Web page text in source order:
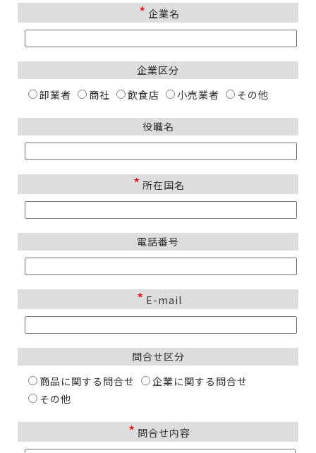
* 企業名
企業区分
卸業者
商社 飲食店 小売業者 その他
役職名
* 所在国名
電話番号
* E-mail
問合せ区分
商品に関する問合せ
企業に関する問合せ
その他
* 問合せ内容